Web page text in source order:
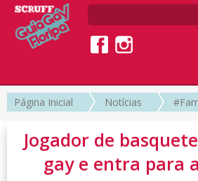
Página Inicial Notícias
Jogador de
gay e entra para